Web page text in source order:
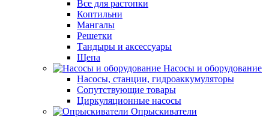
Все для растопки
Коптильни
Мангалы
Решетки
Тандыры и аксессуары
Щепа
Насосы и оборудование
Насосы, станции, гидроаккумуляторы
Сопутствующие товары
Циркуляционные насосы
Опрыскиватели